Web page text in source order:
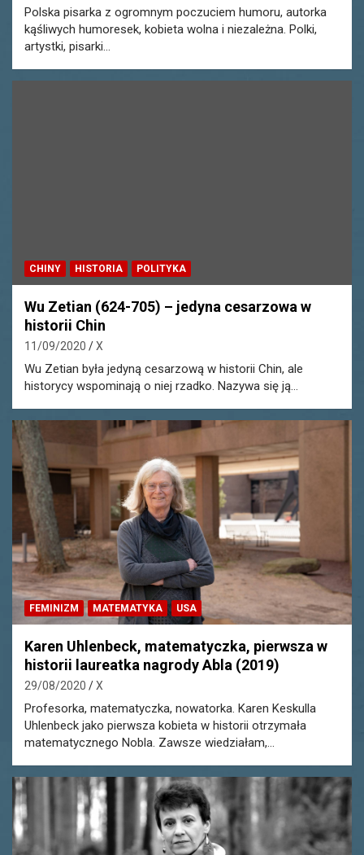
Polska pisarka z ogromnym poczuciem humoru, autorka
kąśliwych humoresek, kobieta wolna i niezależna. Polki,
artystki, pisarki…
CHINY HISTORIA POLITYKA
Wu Zetian (624-705) – jedyna cesarzowa w
historii Chin
11/09/2020 X
Wu Zetian była jedyną cesarzową w historii Chin, ale
historycy wspominają o niej rzadko. Nazywa się ją…
FEMINIZM MATEMATYKA USA
Karen Uhlenbeck, matematyczka, pierwsza w
historii laureatka nagrody Abla (2019)
29/08/2020 X
Profesorka, matematyczka, nowatorka. Karen Keskulla
Uhlenbeck jako pierwsza kobieta w historii otrzymała
matematycznego Nobla. Zawsze wiedziałam,…